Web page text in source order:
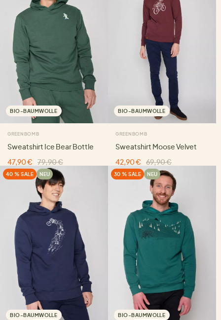
BIO-BAUMWOLLE
GREENBOMB
Sweatshirt Ice Bear Bottle
47,90 €
79,90 €
BIO-BAUMWOLLE
GREENBOMB
Sweatshirt Moose Velvet
42,90 €
69,90 €
40 % SALE NEU
BIO-BAUMWOLLE
30 % SALE NEU
BIO-BAUMWOLLE